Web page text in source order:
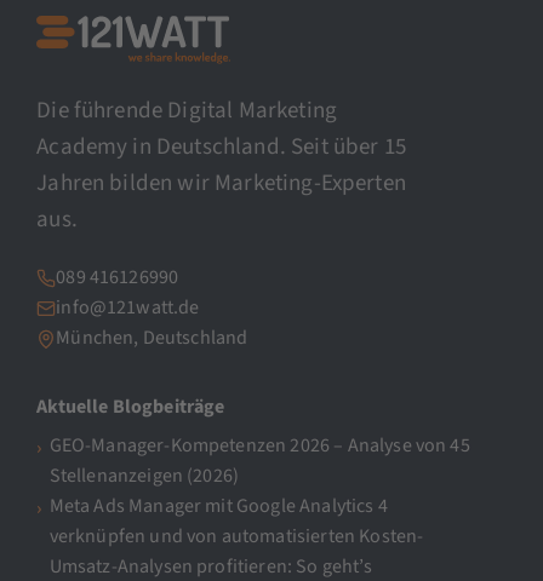
Die führende Digital Marketing
Academy in Deutschland. Seit über 15
Jahren bilden wir Marketing-Experten
aus.
089 416126990
info@121watt.de
München, Deutschland
Aktuelle Blogbeiträge
GEO-Manager-Kompetenzen 2026 – Analyse von 45
Stellenanzeigen (2026)
Meta Ads Manager mit Google Analytics 4
verknüpfen und von automatisierten Kosten-
Umsatz-Analysen profitieren: So geht’s